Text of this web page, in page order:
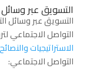
التسويق عبر
التسويق عبر وسائل
التواصل الاجتماعي
الاستراتيجيات
التواصل الاجتماعي: